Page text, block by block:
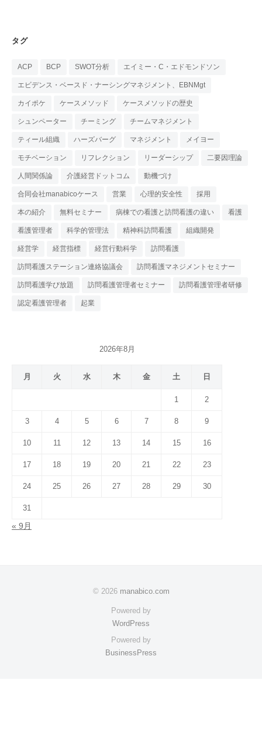
タグ
ACP BCP SWOT分析 エイミー・C・エドモンドソン
エビデンス・ベースド・ナーシングマネジメント、EBNMgt
カイポケ ケースメソッド ケースメソッドの歴史
シュンペーター チーミング チームマネジメント
ティール組織 ハーズバーグ マネジメント メイヨー
モチベーション リフレクション リーダーシップ 二要因理論
人間関係論 介護経営ドットコム 動機づけ
合同会社manabicoケース 営業 心理的安全性 採用
本の紹介 無料セミナー 病棟での看護と訪問看護の違い 看護
看護管理者 科学的管理法 精神科訪問看護 組織開発
経営学 経営指標 経営行動科学 訪問看護
訪問看護ステーション連絡協議会 訪問看護マネジメントセミナー
訪問看護学び放題 訪問看護管理者セミナー 訪問看護管理者研修
認定看護管理者 起業
2026年8月
月 火 水 木 金 土 日
1 2
3 4 5 6 7 8 9
10 11 12 13 14 15 16
17 18 19 20 21 22 23
24 25 26 27 28 29 30
31
« 9月
© 2026 manabico.com
Powered by
WordPress
Powered by
BusinessPress